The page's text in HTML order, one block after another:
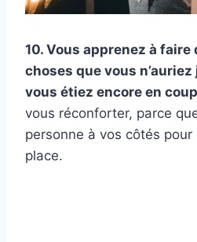
10. Vous apprenez à faire
choses que vous
vous étiez encore en
vous réconforter, parce
personne à vos côtés
place.